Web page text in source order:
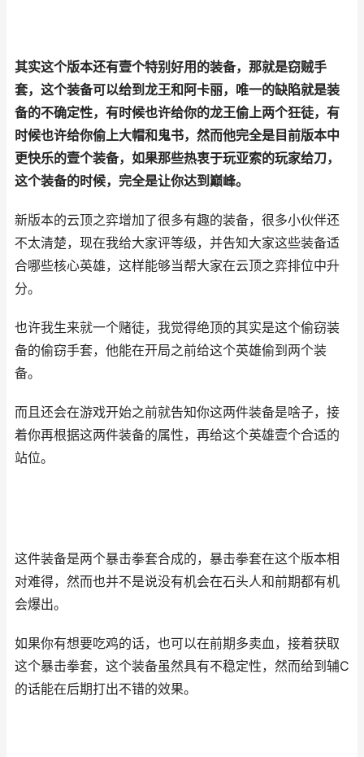
其实这个版本还有壹个特别好用的装备，那就是窃贼手
套，这个装备可以给到龙王和阿卡丽，唯一的缺陷就是装
备的不确定性，有时候也许给你的龙王偷上两个狂徒，有
时候也许给你偷上大帽和鬼书，然而他完全是目前版本中
更快乐的壹个装备，如果那些热衷于玩亚索的玩家给刀，
这个装备的时候，完全是让你达到巅峰。
新版本的云顶之弈增加了很多有趣的装备，很多小伙伴还
不太清楚，现在我给大家评等级，并告知大家这些装备适
合哪些核心英雄，这样能够当帮大家在云顶之弈排位中升
分。
也许我生来就一个赌徒，我觉得绝顶的其实是这个偷窃装
备的偷窃手套，他能在开局之前给这个英雄偷到两个装
备。
而且还会在游戏开始之前就告知你这两件装备是啥子，接
着你再根据这两件装备的属性，再给这个英雄壹个合适的
站位。
这件装备是两个暴击拳套合成的，暴击拳套在这个版本相
对难得，然而也并不是说没有机会在石头人和前期都有机
会爆出。
如果你有想要吃鸡的话，也可以在前期多卖血，接着获取
这个暴击拳套，这个装备虽然具有不稳定性，然而给到辅C
的话能在后期打出不错的效果。